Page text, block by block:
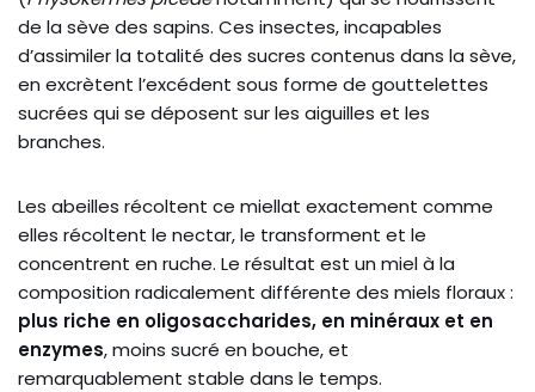
de la sève des sapins. Ces insectes, incapables
d’assimiler la totalité des sucres contenus dans la sève,
en excrètent l’excédent sous forme de gouttelettes
sucrées qui se déposent sur les aiguilles et les
branches.
Les abeilles récoltent ce miellat exactement comme
elles récoltent le nectar, le transforment et le
concentrent en ruche. Le résultat est un miel à la
composition radicalement différente des miels floraux :
plus riche en oligosaccharides, en minéraux et en
enzymes, moins sucré en bouche, et
remarquablement stable dans le temps.